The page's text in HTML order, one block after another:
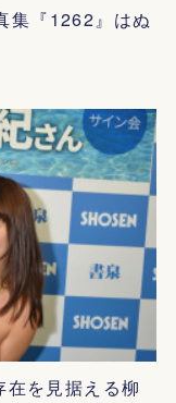
集『1262』はぬ
を見据える柳